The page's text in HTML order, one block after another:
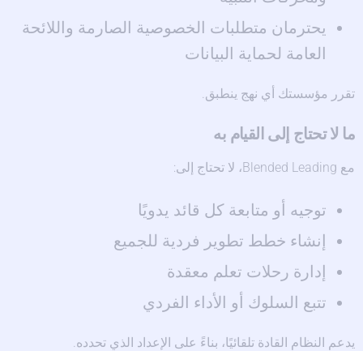
يحترمان متطلبات الخصوصية الصارمة واللائحة
العامة لحماية البيانات
تقرر مؤسستك أي نهج ينطبق.
ما لا تحتاج إلى القيام به
مع Blended Leading، لا تحتاج إلى:
توجيه أو متابعة كل قائد يدويًا
إنشاء خطط تطوير فردية للجميع
إدارة رحلات تعلم معقدة
تتبع السلوك أو الأداء الفردي
يدعم النظام القادة تلقائيًا، بناءً على الإعداد الذي تحدده.